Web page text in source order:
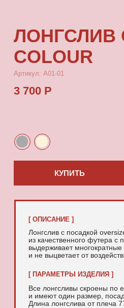
КУПИТЬ
[ СОСТАВ ]
95% хлопок, 5% полиэстер.
Лонгслив с посадкой oversize, выполненный
выдерживает многократные стирки
и не выцветает от воздействия солнца.